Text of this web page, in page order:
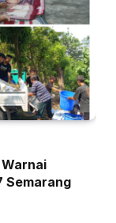
Semarang